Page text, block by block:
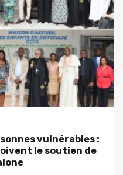
vulnérables :
le soutien de